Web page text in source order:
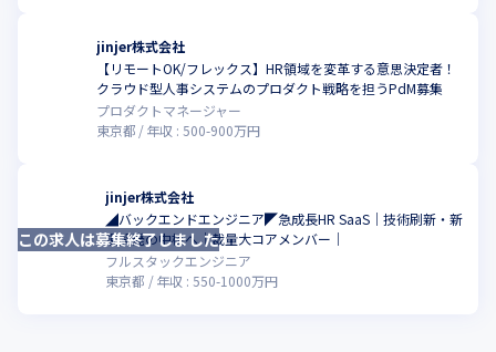
jinjer株式会社
【リモートOK/フレックス】HR領域を変革する意思決定者！
クラウド型人事システムのプロダクト戦略を担うPdM募集
プロダクトマネージャー
東京都
年収 :500-900万円
jinjer株式会社
◢バックエンドエンジニア◤急成長HR SaaS｜技術刷新・新
規開発の中核へ｜裁量大コアメンバー｜
フルスタックエンジニア
東京都
年収 :550-1000万円
この求人は募集終了しました